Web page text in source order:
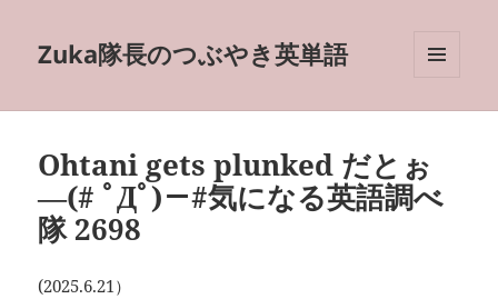
Zuka隊長のつぶやき英単語
ーとウ
Ohtani gets plunked だとぉ
―(# ﾟДﾟ)－#気になる英語調べ
隊 2698
(2025.6.21）